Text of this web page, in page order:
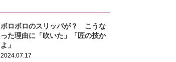
ボロボロのスリッパが？ こうな
った理由に「吹いた」「匠の技か
よ」
2024.07.17